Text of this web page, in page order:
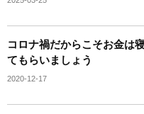
コロナ禍だからこそお金は
てもらいましょう
2020-12-17